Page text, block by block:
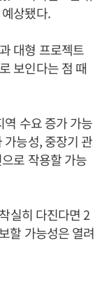
상됐다.
대형 프로젝트
보인다는 점 때
수요 증가 가능
가능성, 중장기 관
로 작용할 가능
실히 다진다면 2
할 가능성은 열려